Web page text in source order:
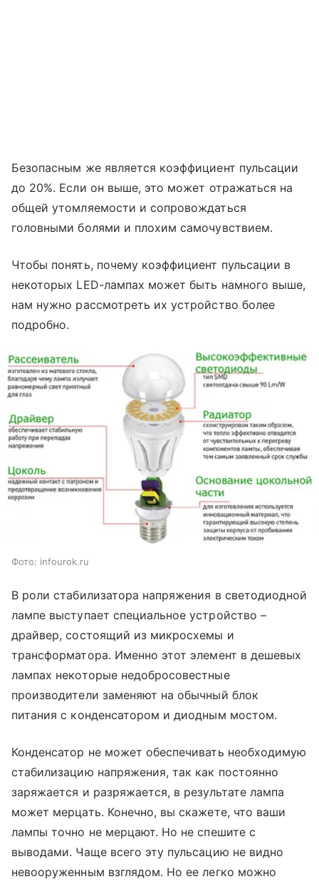
Безопасным же является коэффициент пульсации
до 20%. Если он выше, это может отражаться на
общей утомляемости и сопровождаться
головными болями и плохим самочувствием.
Чтобы понять, почему коэффициент пульсации в
некоторых LED-лампах может быть намного выше,
нам нужно рассмотреть их устройство более
подробно.
Фото: infourok.ru
В роли стабилизатора напряжения в светодиодной
лампе выступает специальное устройство –
драйвер, состоящий из микросхемы и
трансформатора. Именно этот элемент в дешевых
лампах некоторые недобросовестные
производители заменяют на обычный блок
питания с конденсатором и диодным мостом.
Конденсатор не может обеспечивать необходимую
стабилизацию напряжения, так как постоянно
заряжается и разряжается, в результате лампа
может мерцать. Конечно, вы скажете, что ваши
лампы точно не мерцают. Но не спешите с
выводами. Чаще всего эту пульсацию не видно
невооруженным взглядом. Но ее легко можно